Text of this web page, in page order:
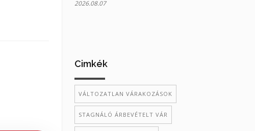
2026.08.07
Cimkék
VÁLTOZATLAN VÁRAKOZÁSOK
STAGNÁLÓ ÁRBEVÉTELT VÁR